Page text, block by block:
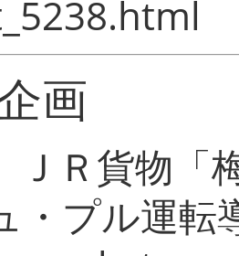
画
Ｒ貨物「
・プル運転